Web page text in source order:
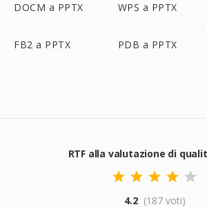
DOCM a PPTX WPS a PPTX
FB2 a PPTX PDB a PPTX
RTF alla valutazione di
4.2 (187 voti)